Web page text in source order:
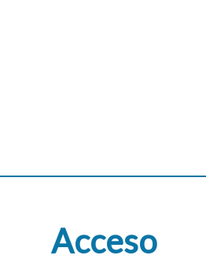
Acceso